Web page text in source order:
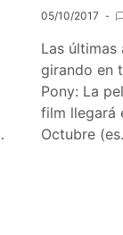
05/10/2017
Las
girando en
Pony: La
film llegará
Octubre